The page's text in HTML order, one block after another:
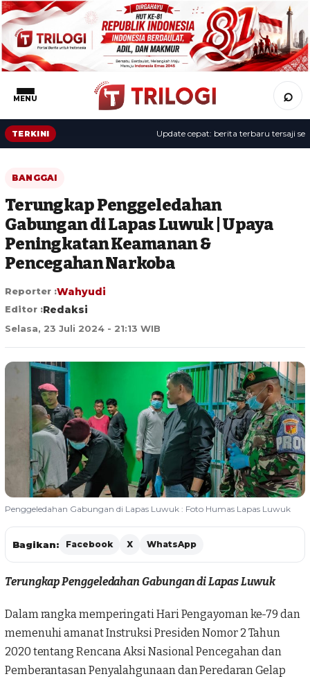
MENU ⌕
TERKINI Update cepat: berita terbaru tersaji
BANGGAI
Terungkap Penggeledahan
Gabungan di Lapas Luwuk | Upaya
Peningkatan Keamanan &
Pencegahan Narkoba
Reporter :Wahyudi
Editor :Redaksi
Selasa, 23 Juli 2024 - 21:13 WIB
Penggeledahan Gabungan di Lapas Luwuk : Foto Humas Lapas Luwuk
Bagikan: Facebook X WhatsApp
Terungkap Penggeledahan Gabungan di Lapas Luwuk
Dalam rangka memperingati Hari Pengayoman ke-79 dan
memenuhi amanat Instruksi Presiden Nomor 2 Tahun
2020 tentang Rencana Aksi Nasional Pencegahan dan
Pemberantasan Penyalahgunaan dan Peredaran Gelap